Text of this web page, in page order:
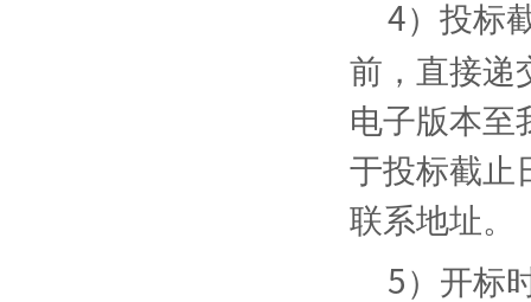
4）投标
前，直接递
电子版本至
于投标截止
联系地址。
5 ）开标